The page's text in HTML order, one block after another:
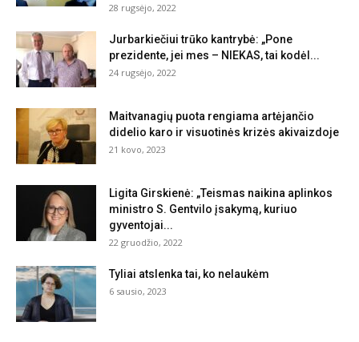
28 rugsėjo, 2022
Jurbarkiečiui trūko kantrybė: „Pone
prezidente, jei mes – NIEKAS, tai kodėl...
24 rugsėjo, 2022
Maitvanagių puota rengiama artėjančio
didelio karo ir visuotinės krizės akivaizdoje
21 kovo, 2023
Ligita Girskienė: „Teismas naikina aplinkos
ministro S. Gentvilo įsakymą, kuriuo
gyventojai...
22 gruodžio, 2022
Tyliai atslenka tai, ko nelaukėm
6 sausio, 2023